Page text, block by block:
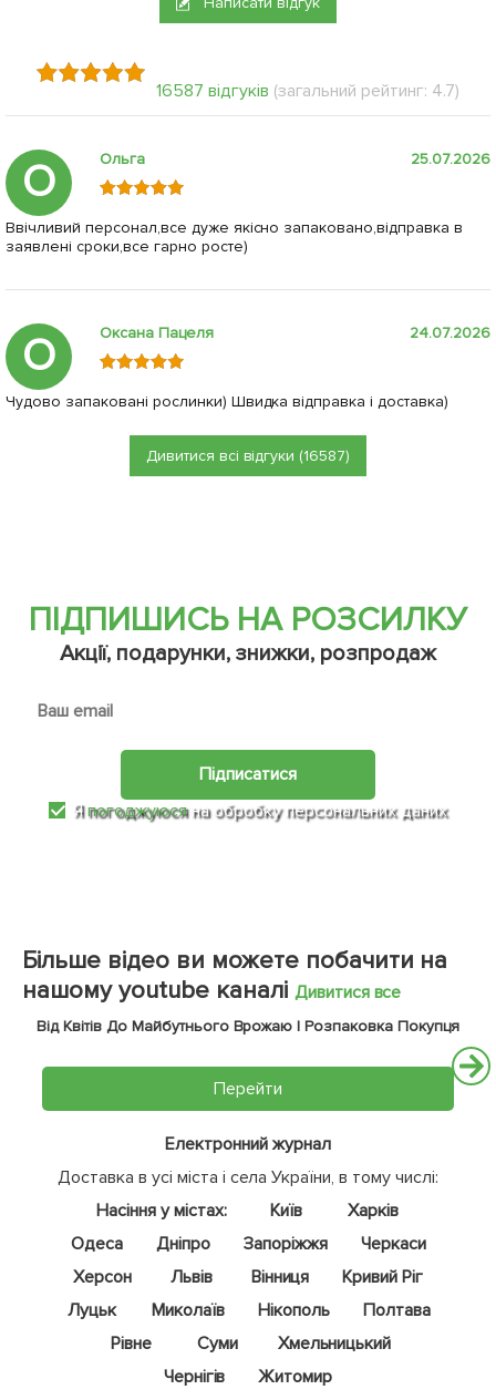
16587 відгуків (загальний рейтинг: 4.7)
О Ольга 25.07.2026
Ввічливий персонал,все дуже якісно запаковано,відправка в
заявлені сроки,все гарно росте)
О Оксана Пацеля 24.07.2026
Чудово запаковані рослинки) Швидка відправка і доставка)
Дивитися всі відгуки (16587)
ПІДПИШИСЬ НА РОЗСИЛКУ
Акції, подарунки, знижки, розпродаж
Підписатися
Япогоджуюся на обробку персональних даних
Більше відео ви можете побачити на
нашому youtube каналі Дивитися все
Від Квітів До Майбутнього Врожаю | Розпаковка Покупця
Перейти
Електронний журнал
Доставка в усі міста і села України, в тому числі:
Насіння у містах:
Київ
Харків
Одеса
Дніпро Запоріжжя
Черкаси
Херсон
Львів Вінниця
Кривий Ріг
Луцьк
Миколаїв Нікополь
Полтава
Рівне
Суми
Хмельницький
Чернігів
Житомир